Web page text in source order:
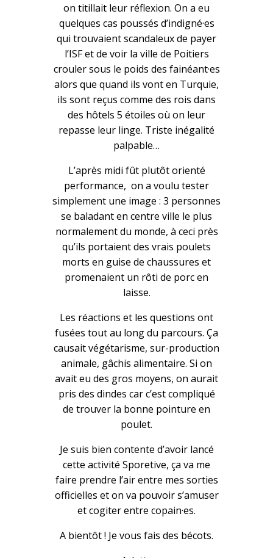
on titillait leur réflexion. On a eu
quelques cas poussés d’indigné·es
qui trouvaient scandaleux de payer
l’ISF et de voir la ville de Poitiers
crouler sous le poids des fainéant·es
alors que quand ils vont en Turquie,
ils sont reçus comme des rois dans
des hôtels 5 étoiles où on leur
repasse leur linge. Triste inégalité
palpable…
L’après midi fût plutôt orienté
performance, on a voulu tester
simplement une image : 3 personnes
se baladant en centre ville le plus
normalement du monde, à ceci près
qu’ils portaient des vrais poulets
morts en guise de chaussures et
promenaient un rôti de porc en
laisse.
Les réactions et les questions ont
fusées tout au long du parcours. Ça
causait végétarisme, sur-production
animale, gâchis alimentaire. Si on
avait eu des gros moyens, on aurait
pris des dindes car c’est compliqué
de trouver la bonne pointure en
poulet.
Je suis bien contente d’avoir lancé
cette activité Sporetive, ça va me
faire prendre l’air entre mes sorties
officielles et on va pouvoir s’amuser
et cogiter entre copain·es.
A bientôt ! Je vous fais des bécots.